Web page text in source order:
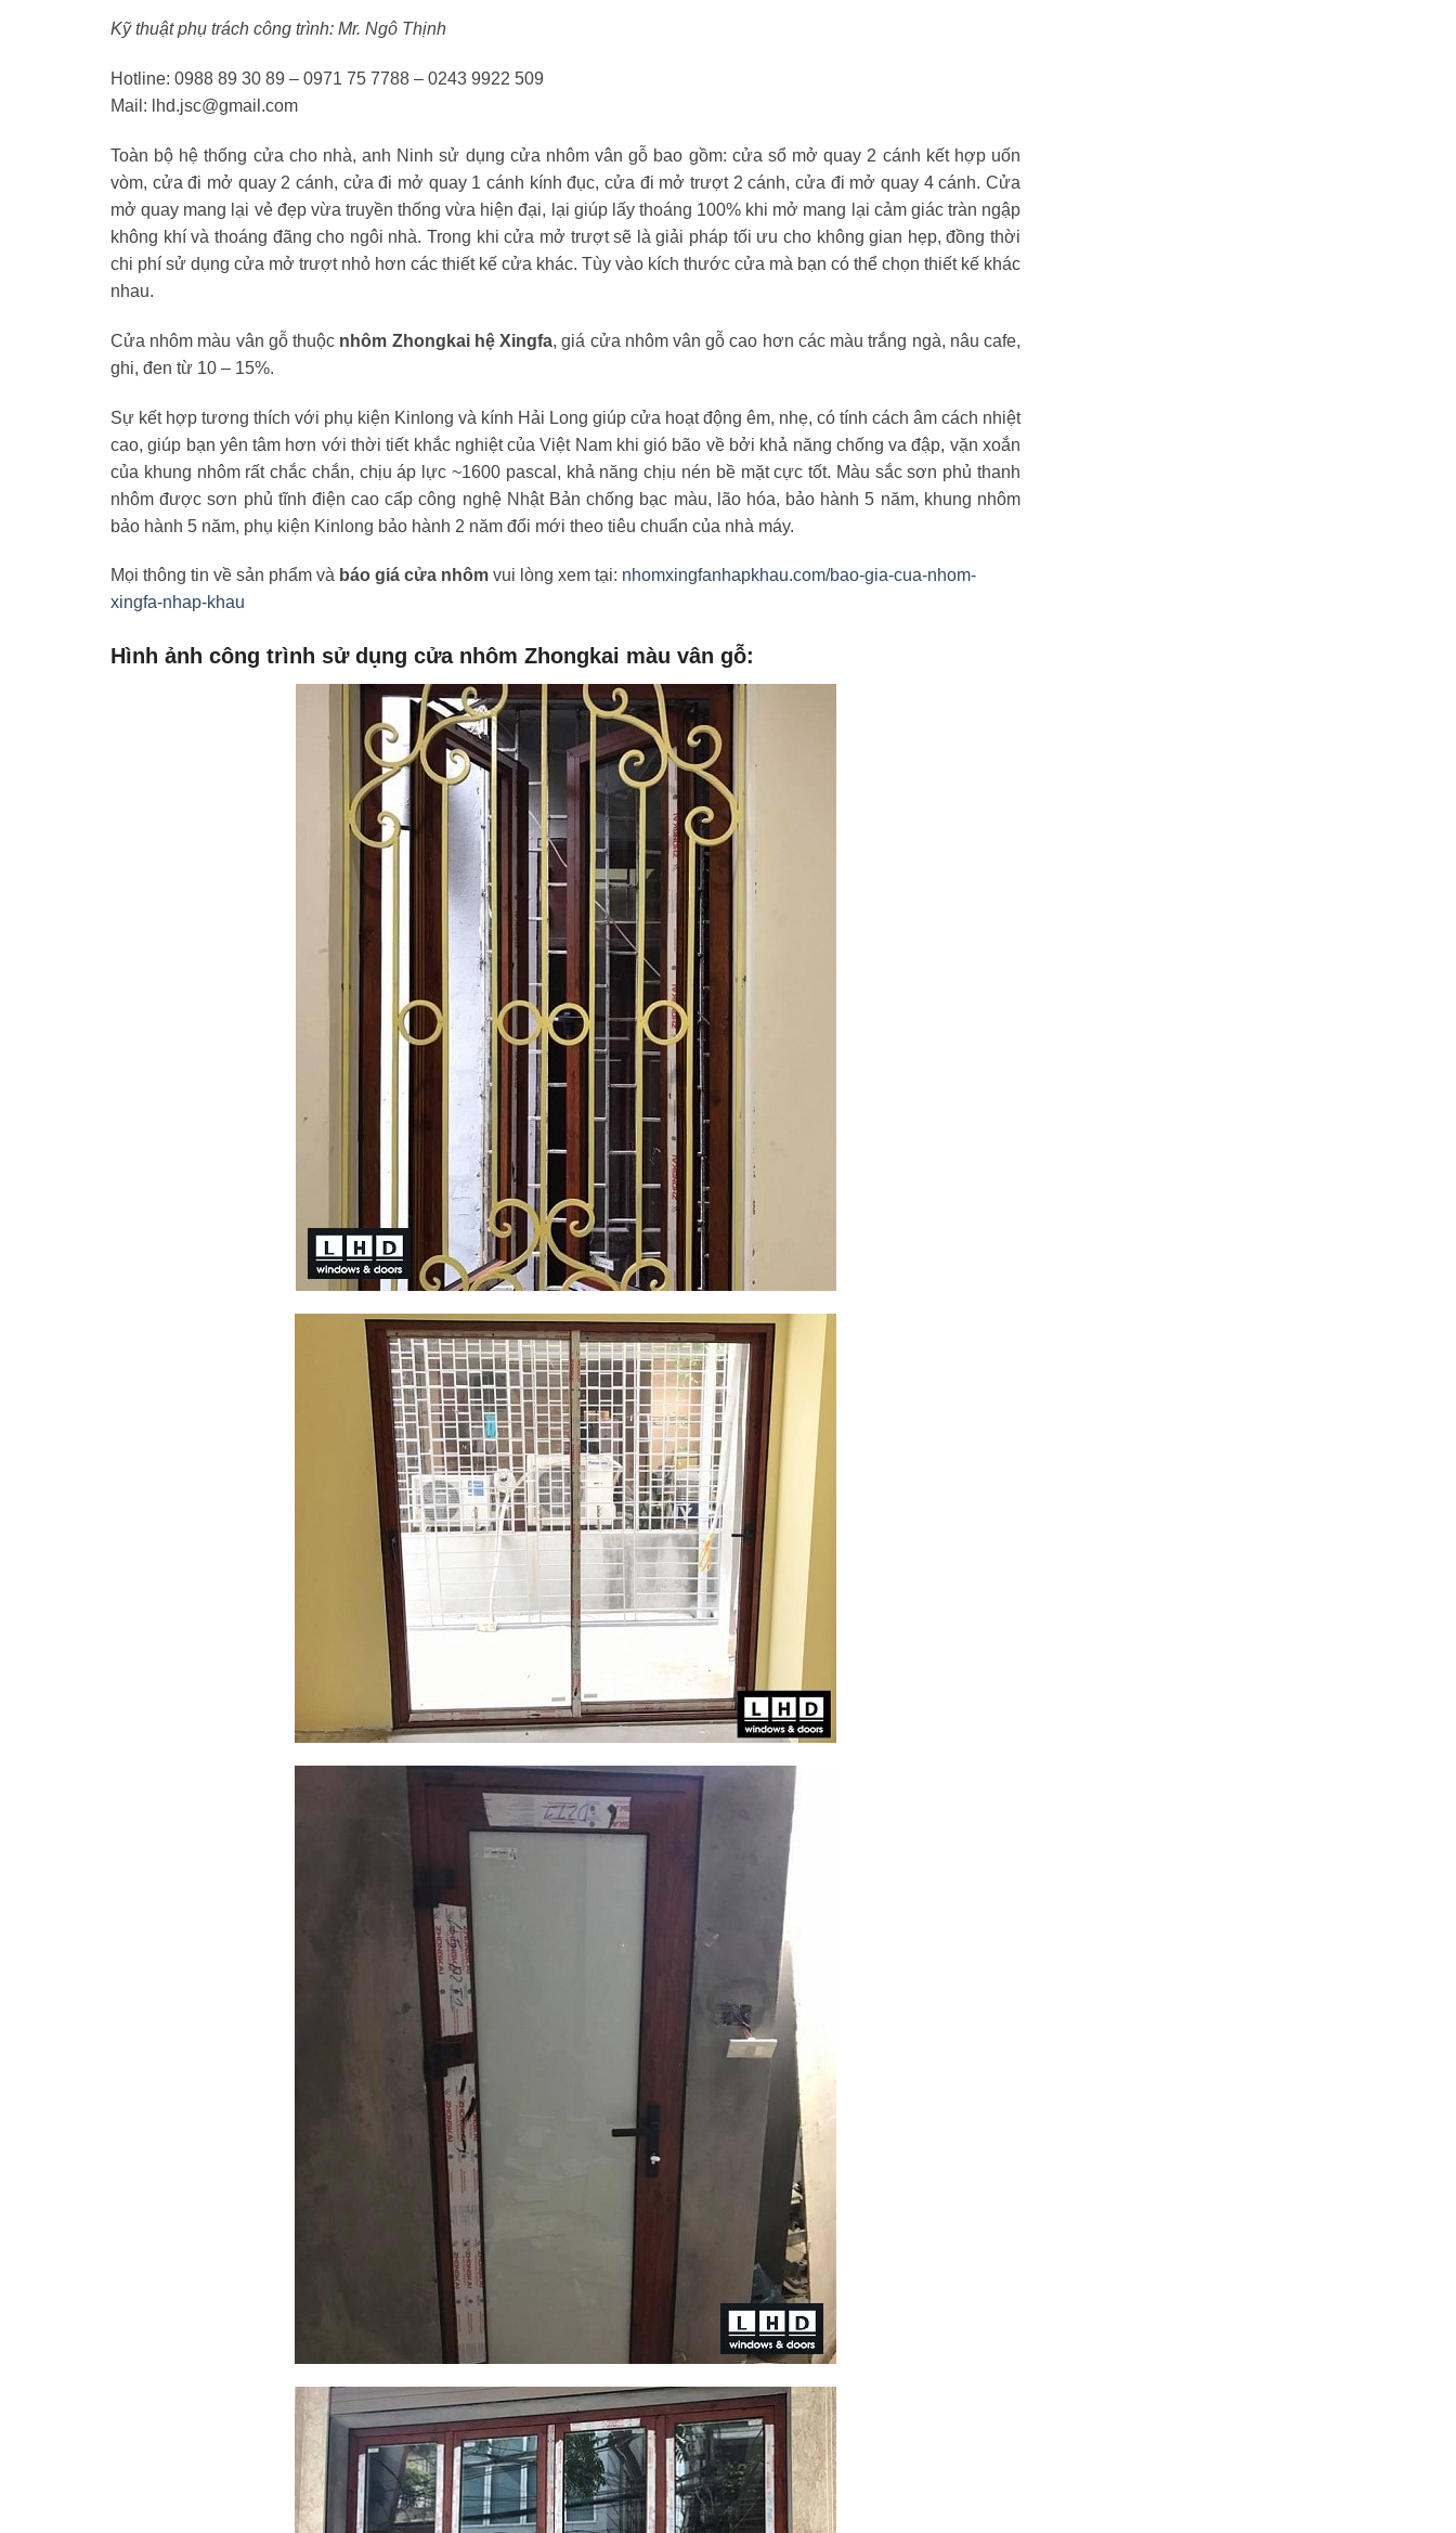
Kỹ thuật phụ trách công trình: Mr. Ngô Thịnh
Hotline: 0988 89 30 89 – 0971 75 7788 – 0243 9922 509
Mail: lhd.jsc@gmail.com
Toàn bộ hệ thống cửa cho nhà, anh Ninh sử dụng cửa nhôm vân gỗ bao gồm: cửa sổ mở quay 2 cánh kết hợp uốn
vòm, cửa đi mở quay 2 cánh, cửa đi mở quay 1 cánh kính đục, cửa đi mở trượt 2 cánh, cửa đi mở quay 4 cánh. Cửa
mở quay mang lại vẻ đẹp vừa truyền thống vừa hiện đại, lại giúp lấy thoáng 100% khi mở mang lại cảm giác tràn ngập
không khí và thoáng đãng cho ngôi nhà. Trong khi cửa mở trượt sẽ là giải pháp tối ưu cho không gian hẹp, đồng thời
chi phí sử dụng cửa mở trượt nhỏ hơn các thiết kế cửa khác. Tùy vào kích thước cửa mà bạn có thể chọn thiết kế khác
nhau.
Cửa nhôm màu vân gỗ thuộc nhôm Zhongkai hệ Xingfa, giá cửa nhôm vân gỗ cao hơn các màu trắng ngà, nâu cafe,
ghi, đen từ 10 – 15%.
Sự kết hợp tương thích với phụ kiện Kinlong và kính Hải Long giúp cửa hoạt động êm, nhẹ, có tính cách âm cách nhiệt
cao, giúp bạn yên tâm hơn với thời tiết khắc nghiệt của Việt Nam khi gió bão về bởi khả năng chống va đập, vặn xoắn
của khung nhôm rất chắc chắn, chịu áp lực ~1600 pascal, khả năng chịu nén bề mặt cực tốt. Màu sắc sơn phủ thanh
nhôm được sơn phủ tĩnh điện cao cấp công nghệ Nhật Bản chống bạc màu, lão hóa, bảo hành 5 năm, khung nhôm
bảo hành 5 năm, phụ kiện Kinlong bảo hành 2 năm đổi mới theo tiêu chuẩn của nhà máy.
Mọi thông tin về sản phẩm và báo giá cửa nhôm vui lòng xem tại: nhomxingfanhapkhau.com/bao-gia-cua-nhom-
xingfa-nhap-khau
Hình ảnh công trình sử dụng cửa nhôm Zhongkai màu vân gỗ: